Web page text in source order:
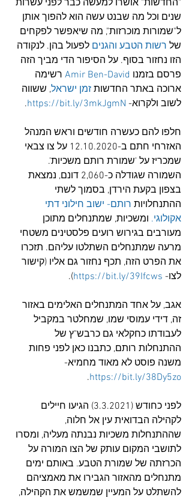
"החדשות" אושרו למעשה כבר לפני עשרות
שנים וכל מה שבנט עשה הוא להפוך אותן
ל"שמורות מוכרזות", מה שיאפשר לפקחים
של רשות הטבע והגנים לפעול בהן. לנקודה
הזו נחזור בסוף. על הסיפור הדי מביך הזה
פרסם בזמנו Amir Ben-David רשימה
ארוכה באתר החדשות זמן ישראל, ששווה
לשוב ולקרוא- https://bit.ly/3mkJgmN
.
חלפו להם כעשרה חודשים וראש המנהל
האזרחי חתם ב-12.10.2020 על צו צבאי
שמכריז על 'שמורת רותם משכיות'.
השמורה שגודלה כ-2,060 דונם, נמצאת
בצפון בקעת הירדן, בסמוך לשתי
ההתנחלויות רותם- ישוב חילוני דתי
אקולוגי. ומשכיות, שמתנחלים מתוכן
מעורבים בגירוש רועים פלסטינים משטחי
מרעה שמתנחלים השתלטו עליהם. תזכרו
את הפרט הזה, תכף נחזור גם אליו (קישור
לצו- https://bit.ly/39Ifcws
).
אגב, על אחד המתנחלים האלימים באזור
זה, דידי עמוסי שמו, שמחלטר במקביל
לעבודתו כחקלאי גם כרבש"ץ של
ההתנחלות רותם, כתבנו כאן לפני פחות
משנה פוסט לא מאוד מחמיא-
https://bit.ly/38Dy5zo
.
לפני כחודש (3.3.2021) הגיעו חיילים
לקהילה הבדואית עין אל חלוה,
שההתנחלות משכיות נבנתה מעליה, ומסרו
לתושבי המקום עותק של הצו המורה על
הכרזתה של שמורת הטבע. באותם ימים
מתנחלים מהאזור הגבירו את מאמציהם
להשתלט על המעיין שמשמש את הקהילה,